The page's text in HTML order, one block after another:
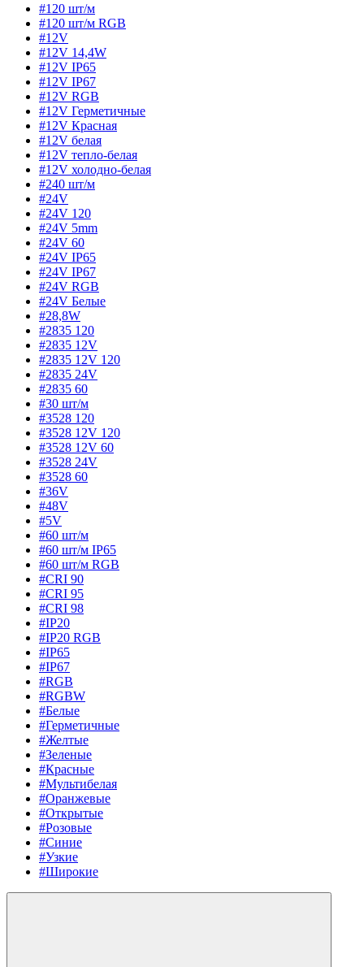
#120 шт/м
#120 шт/м RGB
#12V
#12V 14,4W
#12V IP65
#12V IP67
#12V RGB
#12V Герметичные
#12V Красная
#12V белая
#12V тепло-белая
#12V холодно-белая
#240 шт/м
#24V
#24V 120
#24V 5mm
#24V 60
#24V IP65
#24V IP67
#24V RGB
#24V Белые
#28,8W
#2835 120
#2835 12V
#2835 12V 120
#2835 24V
#2835 60
#30 шт/м
#3528 120
#3528 12V 120
#3528 12V 60
#3528 24V
#3528 60
#36V
#48V
#5V
#60 шт/м
#60 шт/м IP65
#60 шт/м RGB
#CRI 90
#CRI 95
#CRI 98
#IP20
#IP20 RGB
#IP65
#IP67
#RGB
#RGBW
#Белые
#Герметичные
#Желтые
#Зеленые
#Красные
#Мультибелая
#Оранжевые
#Открытые
#Розовые
#Синие
#Узкие
#Широкие